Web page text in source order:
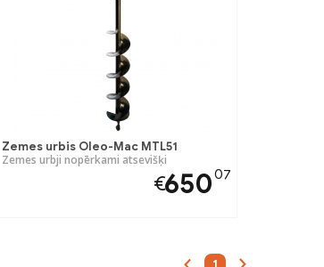
Zemes urbis Oleo-Mac MTL51
Zemes urbji nopērkami atsevišķi
€65007
1